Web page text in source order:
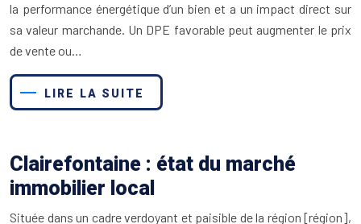
la performance énergétique d’un bien et a un impact direct sur
sa valeur marchande. Un DPE favorable peut augmenter le prix
de vente ou…
LIRE LA SUITE
Clairefontaine : état du marché
immobilier local
Située dans un cadre verdoyant et paisible de la région [région],